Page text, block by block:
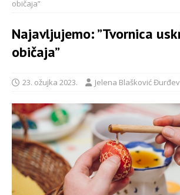
običaja”
Najavljujemo: ”Tvornica
običaja”
23. ožujka 2023. Jelena Blašković